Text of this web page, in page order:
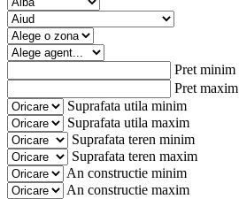
Pret minim
Pret maxim
Suprafata utila minim
Suprafata utila maxim
Suprafata teren minim
Suprafata teren maxim
An constructie minim
An constructie maxim